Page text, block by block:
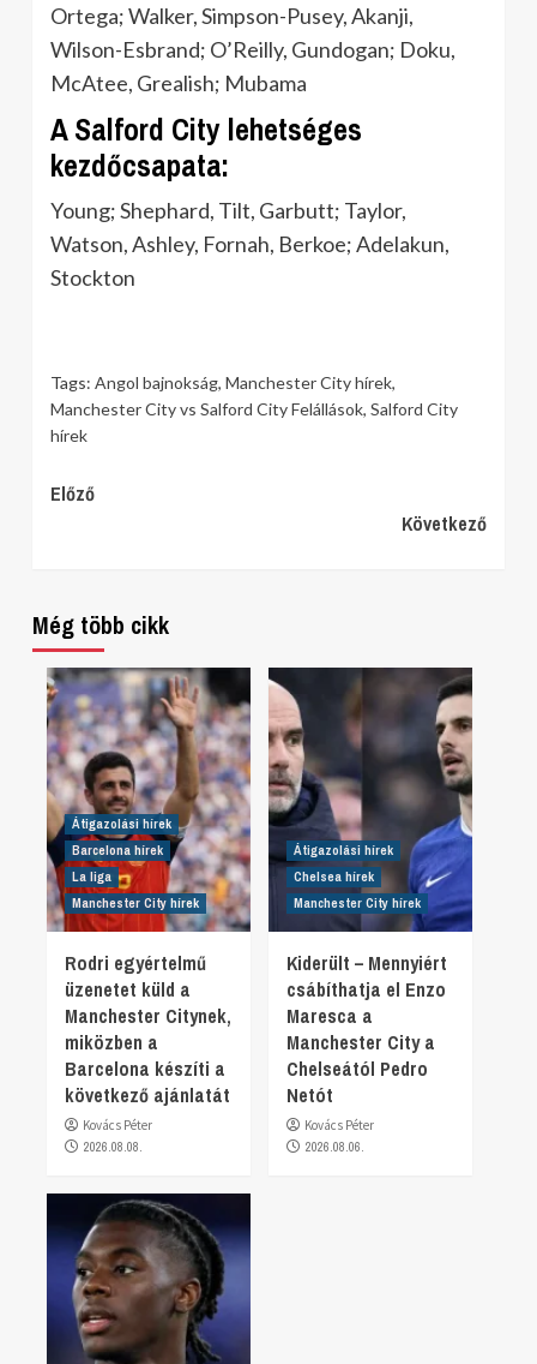
Ortega; Walker, Simpson-Pusey, Akanji,
Wilson-Esbrand; O’Reilly, Gundogan; Doku,
McAtee, Grealish; Mubama
A Salford City lehetséges
kezdőcsapata:
Young; Shephard, Tilt, Garbutt; Taylor,
Watson, Ashley, Fornah, Berkoe; Adelakun,
Stockton
Tags: Angol bajnokság, Manchester City hírek,
Manchester City vs Salford City Felállások, Salford City
hírek
Continue
Előző
Következő
Még több cikk
Átigazolási hírek
Barcelona hírek
La liga
Manchester City hírek
Rodri egyértelmű
üzenetet küld a
Manchester Citynek,
miközben a
Barcelona készíti a
következő ajánlatát
Kovács Péter
2026.08.08.
Átigazolási hírek
Chelsea hírek
Manchester City hírek
Kiderült – Mennyiért
csábíthatja el Enzo
Maresca a
Manchester City a
Chelseától Pedro
Netót
Kovács Péter
2026.08.06.